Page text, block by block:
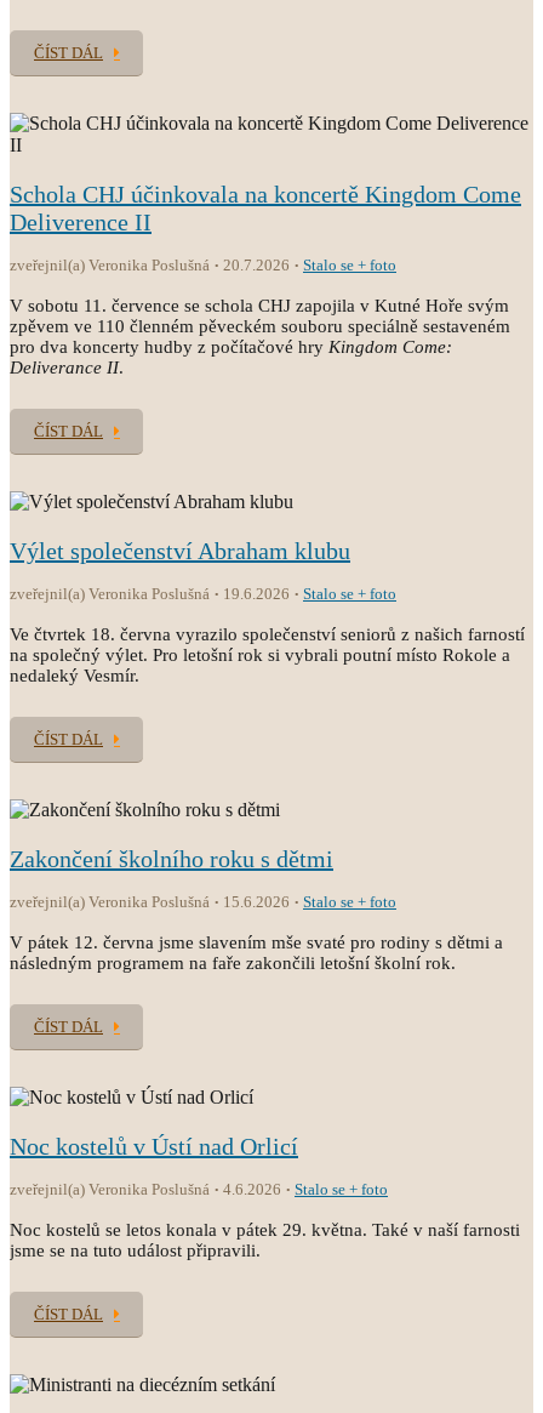
ČÍST DÁL
Schola CHJ účinkovala na koncertě Kingdom Come
Deliverence II
zveřejnil(a) Veronika Poslušná 20.7.2026 Stalo se + foto
V sobotu 11. července se schola CHJ zapojila v Kutné Hoře svým
zpěvem ve 110 členném pěveckém souboru speciálně sestaveném
pro dva koncerty hudby z počítačové hry Kingdom Come:
Deliverance II.
ČÍST DÁL
Výlet společenství Abraham klubu
zveřejnil(a) Veronika Poslušná 19.6.2026 Stalo se + foto
Ve čtvrtek 18. června vyrazilo společenství seniorů z našich farností
na společný výlet. Pro letošní rok si vybrali poutní místo Rokole a
nedaleký Vesmír.
ČÍST DÁL
Zakončení školního roku s dětmi
zveřejnil(a) Veronika Poslušná 15.6.2026 Stalo se + foto
V pátek 12. června jsme slavením mše svaté pro rodiny s dětmi a
následným programem na faře zakončili letošní školní rok.
ČÍST DÁL
Noc kostelů v Ústí nad Orlicí
zveřejnil(a) Veronika Poslušná 4.6.2026 Stalo se + foto
Noc kostelů se letos konala v pátek 29. května. Také v naší farnosti
jsme se na tuto událost připravili.
ČÍST DÁL